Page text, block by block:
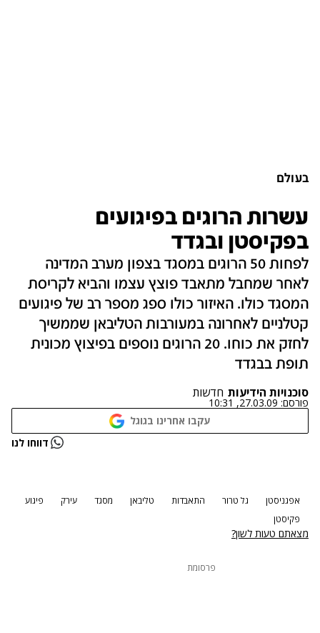
בעולם
עשרות הרוגים בפיגועים
בפקיסטן ובגדד
לפחות 50 הרוגים במסגד בצפון מערב המדינה
לאחר שמחבל מתאבד פוצץ עצמו והביא לקריסת
המסגד כולו. האיזור כולו ספג מספר רב של פיגועים
קטלניים לאחרונה במעורבות הטליבאן שממשיך
לחזק את כוחו. 20 הרוגים נוספים בפיצוץ מכונית
תופת בבגדד
סוכנויות הידיעות חדשות
פורסם: 27.03.09, 10:31
עקבו אחרינו בגוגל
נתקלנו בבעיה דווחו לנו
אפגניסטן גל טרור התאבדות טליבאן מסגד עירק
פיגוע
פקיסטן
מצאתם טעות לשון?
פרסומת